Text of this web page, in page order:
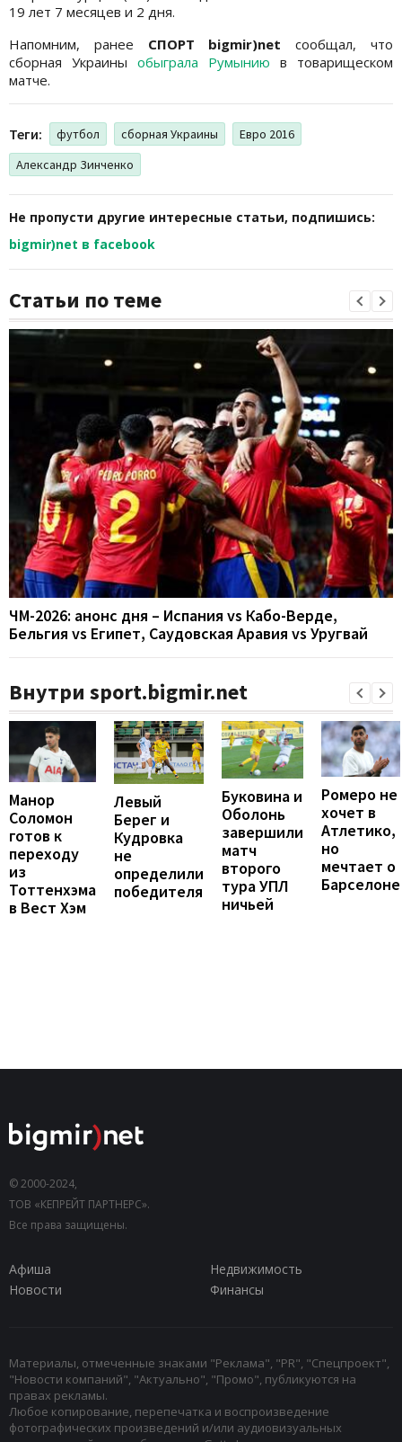
19 лет 7 месяцев и 2 дня.
Напомним, ранее СПОРТ bigmir)netсообщал, что
сборная Украины обыграла Румынию в товарищеском
матче.
Теги: футбол сборная Украины
Евро 2016
Александр Зинченко
Не пропусти другие интересные статьи, подпишись:
bigmir)net в facebook
Статьи по теме
ЧМ-2026: анонс дня – Испания vs Кабо-Верде,
Бельгия vs Египет, Саудовская Аравия vs Уругвай
Внутри sport.bigmir.net
Манор
Соломон
готов к
переходу
из
Тоттенхэма
в Вест Хэм
Левый
Берег и
Кудровка
не
определили
победителя
Буковина и
Оболонь
завершили
матч
второго
тура УПЛ
ничьей
Ромеро не
хочет в
Атлетико,
но
мечтает о
Барселоне
© 2000-2024,
ТОВ «КЕПРЕЙТ ПАРТНЕРС».
Все права защищены.
Афиша
Недвижимость
Новости
Финансы
Материалы, отмеченные знаками "Реклама", "PR", "Спецпроект",
"Новости компаний", "Актуально", "Промо", публикуются на
правах рекламы.
Любое копирование, перепечатка и воспроизведение
фотографических произведений и/или аудиовизуальных